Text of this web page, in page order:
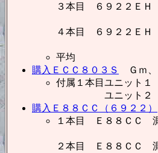
３本目 ６９２２ＥＨ
ユニット２ Ｇ
４本目 ６９２２ＥＨ
ユニット２ Ｇ
平均 ユニット
購入ＥＣＣ８０３Ｓ
Ｇｍ、
付属１本目ユニット
ユニット２ Ｇｍ
購入Ｅ８８ＣＣ（６９２２）
１本目 Ｅ８８ＣＣ
ユニット２ Ｇ
２本目 Ｅ８８ＣＣ